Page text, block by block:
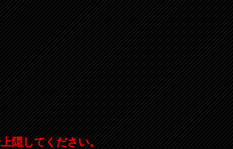
隠してください。